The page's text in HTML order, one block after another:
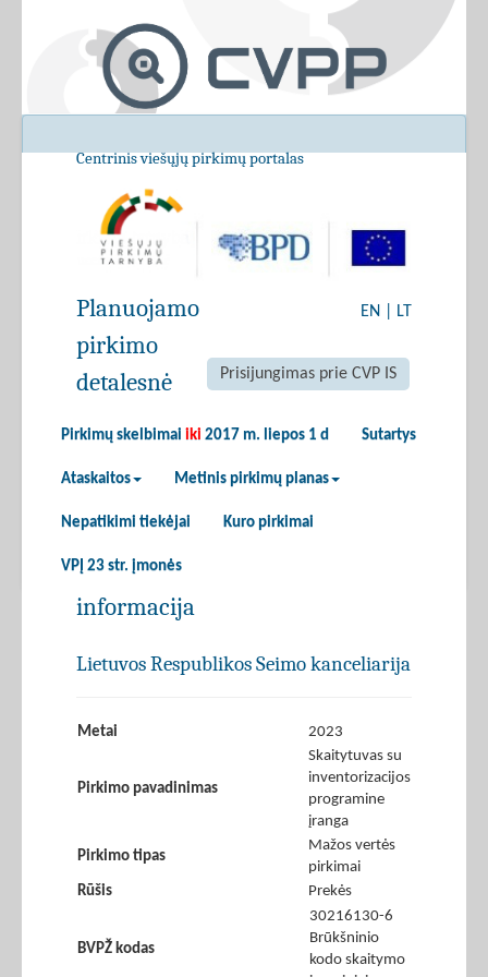
Centrinis viešųjų pirkimų portalas
EN LT
Prisijungimas prie CVP IS
Pirkimų skelbimai iki 2017 m. liepos 1 d Sutartys
Ataskaitos Metinis pirkimų planas
Nepatikimi tiekėjai Kuro pirkimai
VPĮ 23 str. įmonės
Planuojamo
pirkimo
detalesnė
informacija
Lietuvos Respublikos Seimo kanceliarija
Metai 2023
Pirkimo pavadinimas
Skaitytuvas su
inventorizacijos
programine
įranga
Pirkimo tipas
Mažos vertės
pirkimai
Rūšis
Prekės
BVPŽ kodas
30216130-6
Brūkšninio
kodo skaitymo